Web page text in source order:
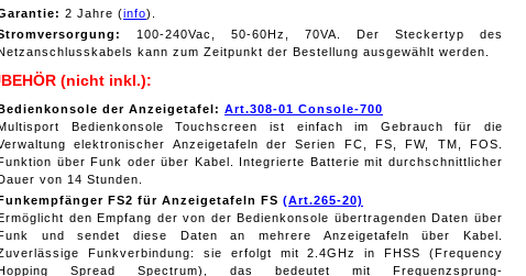
2 Jahre (info).
100-240Vac, 50-60Hz, 70VA. Der Steckertyp des
kann zum Zeitpunkt der Bestellung ausgewählt werden.
(nicht inkl.):
der Anzeigetafel: Art.308-01 Console-700
Bedienkonsole Touchscreen ist einfach im Gebrauch für die
elektronischer Anzeigetafeln der Serien FC, FS, FW, TM, FOS.
über Funk oder über Kabel. Integrierte Batterie mit durchschnittlicher
von 14 Stunden.
unkempfänger FS2 für Anzeigetafeln FS (Art.265-20)
den Empfang der von der Bedienkonsole übertragenden Daten über
und sendet diese Daten an mehrere Anzeigetafeln über Kabel.
Funkverbindung: sie erfolgt mit 2.4GHz in FHSS (Frequency
Spread Spectrum), das bedeutet mit Frequenzsprung-